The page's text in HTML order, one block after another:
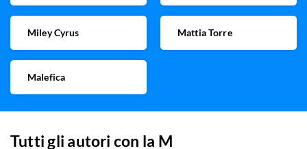
Miley Cyrus Mattia Torre
Malefica
Tutti gli autori con la M